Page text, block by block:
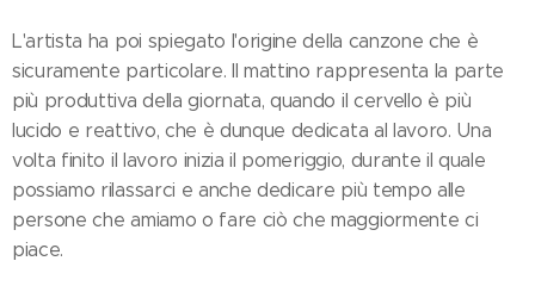
L'artista ha poi spiegato l'origine della canzone che è
sicuramente particolare. Il mattino rappresenta la parte
più produttiva della giornata, quando il cervello è più
lucido e reattivo, che è dunque dedicata al lavoro. Una
volta finito il lavoro inizia il pomeriggio, durante il quale
possiamo rilassarci e anche dedicare più tempo alle
persone che amiamo o fare ciò che maggiormente ci
piace.